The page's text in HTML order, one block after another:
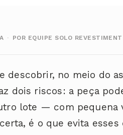
· POR EQUIPE SOLO
descobrir, no meio do
dois riscos: a peça
lote — com pequena
é o que evita